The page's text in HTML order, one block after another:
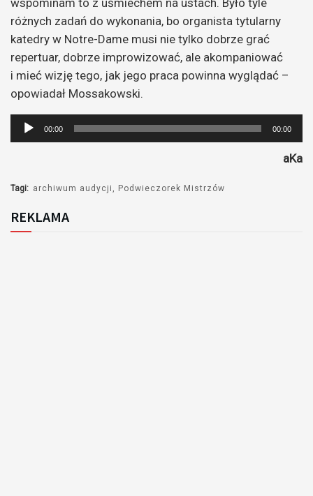
wspominam to z uśmiechem na ustach. Było tyle
różnych zadań do wykonania, bo organista tytularny
katedry w Notre-Dame musi nie tylko dobrze grać
repertuar, dobrze improwizować, ale akompaniować
i mieć wizję tego, jak jego praca powinna wyglądać –
opowiadał Mossakowski.
Odtwarzacz
plików
00:00 00:00
aKa
Tagi: archiwum audycji Podwieczorek Mistrzów
REKLAMA